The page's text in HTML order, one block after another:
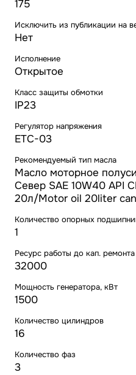
175
Исключить из публикации на
Нет
Исполнение
Открытое
Класс защиты обмотки
IP23
Регулятор напряжения
ETC-03
Рекомендуемый тип масла
Масло моторное
Север SAE 10W40 API
20л/Motor oil 20liter can
Количество опорных
1
Ресурс работы до кап.
32000
Мощность генератора, кВт
1500
Количество цилиндров
16
Количество фаз
3